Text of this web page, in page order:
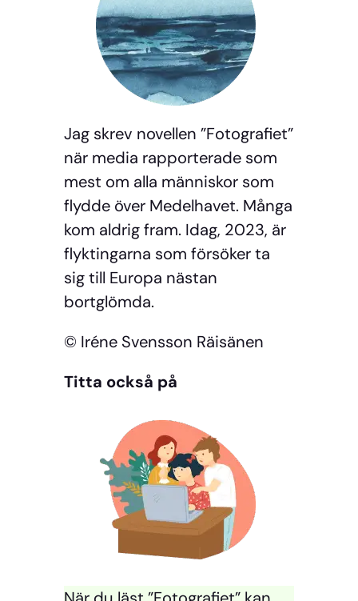
Jag skrev novellen ”Fotografiet”
när media rapporterade som
mest om alla människor som
flydde över Medelhavet. Många
kom aldrig fram. Idag, 2023, är
flyktingarna som försöker ta
sig till Europa nästan
bortglömda.
© Iréne Svensson Räisänen
Titta också på